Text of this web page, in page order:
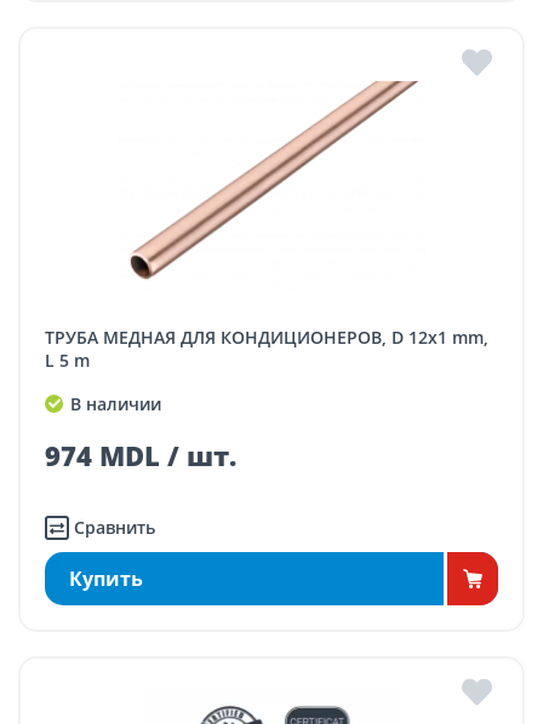
ТРУБА МЕДНАЯ ДЛЯ КОНДИЦИОНЕРОВ, D 12x1 mm,
L 5 m
В наличии
974 MDL / шт.
Сравнить
Купить